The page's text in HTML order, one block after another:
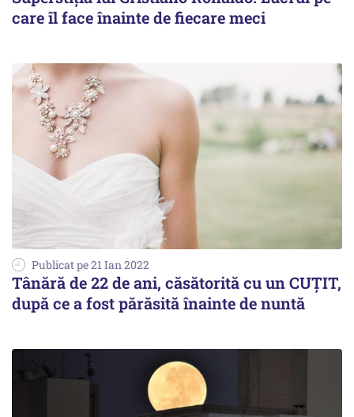
care îl face înainte de fiecare meci
Publicat pe 21 Ian 2022
Tânără de 22 de ani, căsătorită cu un CUȚIT,
după ce a fost părăsită înainte de nuntă